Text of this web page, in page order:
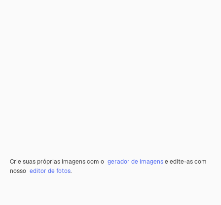
Crie suas próprias imagens com o gerador de imagense edite-as com
nosso editor de fotos.